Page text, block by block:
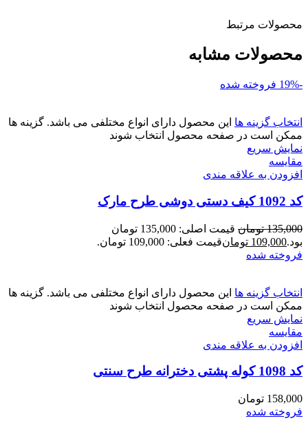
محصولات مرتبط
محصولات مشابه
-19% فروخته شده
انتخاب گزینه ها این محصول دارای انواع مختلفی می باشد. گزینه ها
ممکن است در صفحه محصول انتخاب شوند
نمایش سریع
مقايسه
افزودن به علاقه مندی
کد 1092 کیف دستی دوشی طرح مارک
135,000 تومان
قیمت اصلی: 135,000 تومان
بود.109,000 تومانقیمت فعلی: 109,000 تومان.
فروخته شده
انتخاب گزینه ها این محصول دارای انواع مختلفی می باشد. گزینه ها
ممکن است در صفحه محصول انتخاب شوند
نمایش سریع
مقايسه
افزودن به علاقه مندی
کد 1098 کوله پشتی دخترانه طرح سنتی
158,000 تومان
فروخته شده